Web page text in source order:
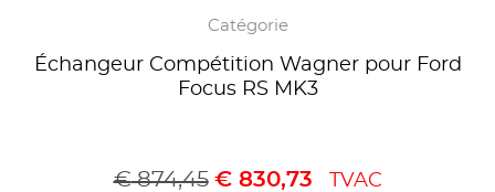
Catégorie
Échangeur Compétition Wagner pour Ford
Focus RS MK3
€874,45 €830,73 TVAC